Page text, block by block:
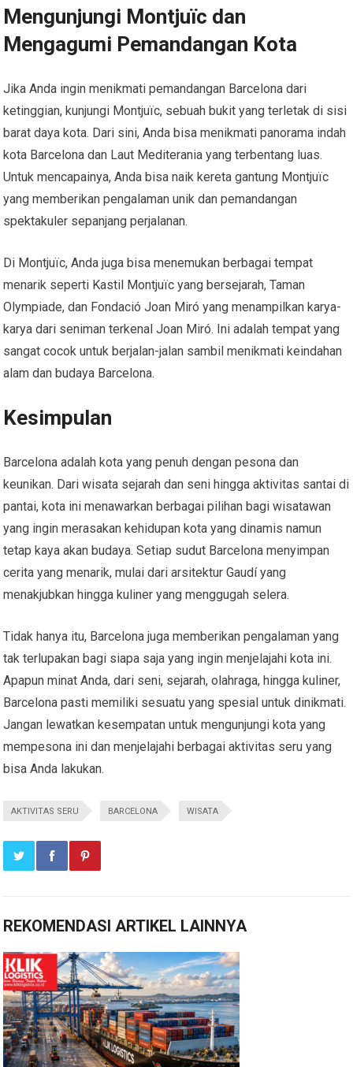
Mengunjungi Montjuïc dan
Mengagumi Pemandangan Kota
Jika Anda ingin menikmati pemandangan Barcelona dari
ketinggian, kunjungi Montjuïc, sebuah bukit yang terletak di sisi
barat daya kota. Dari sini, Anda bisa menikmati panorama indah
kota Barcelona dan Laut Mediterania yang terbentang luas.
Untuk mencapainya, Anda bisa naik kereta gantung Montjuïc
yang memberikan pengalaman unik dan pemandangan
spektakuler sepanjang perjalanan.
Di Montjuïc, Anda juga bisa menemukan berbagai tempat
menarik seperti Kastil Montjuïc yang bersejarah, Taman
Olympiade, dan Fondació Joan Miró yang menampilkan karya-
karya dari seniman terkenal Joan Miró. Ini adalah tempat yang
sangat cocok untuk berjalan-jalan sambil menikmati keindahan
alam dan budaya Barcelona.
Kesimpulan
Barcelona adalah kota yang penuh dengan pesona dan
keunikan. Dari wisata sejarah dan seni hingga aktivitas santai di
pantai, kota ini menawarkan berbagai pilihan bagi wisatawan
yang ingin merasakan kehidupan kota yang dinamis namun
tetap kaya akan budaya. Setiap sudut Barcelona menyimpan
cerita yang menarik, mulai dari arsitektur Gaudí yang
menakjubkan hingga kuliner yang menggugah selera.
Tidak hanya itu, Barcelona juga memberikan pengalaman yang
tak terlupakan bagi siapa saja yang ingin menjelajahi kota ini.
Apapun minat Anda, dari seni, sejarah, olahraga, hingga kuliner,
Barcelona pasti memiliki sesuatu yang spesial untuk dinikmati.
Jangan lewatkan kesempatan untuk mengunjungi kota yang
mempesona ini dan menjelajahi berbagai aktivitas seru yang
bisa Anda lakukan.
AKTIVITAS SERU BARCELONA WISATA
REKOMENDASI ARTIKEL LAINNYA